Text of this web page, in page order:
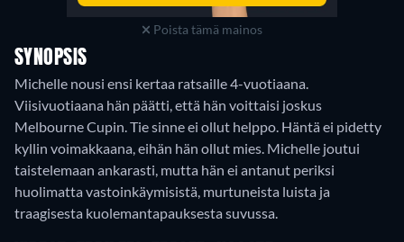
Poista tämä mainos
SYNOPSIS
Michelle nousi ensi kertaa ratsaille 4-vuotiaana.
Viisivuotiaana hän päätti, että hän voittaisi joskus
Melbourne Cupin. Tie sinne ei ollut helppo. Häntä ei pidetty
kyllin voimakkaana, eihän hän ollut mies. Michelle joutui
taistelemaan ankarasti, mutta hän ei antanut periksi
huolimatta vastoinkäymisistä, murtuneista luista ja
traagisesta kuolemantapauksesta suvussa.